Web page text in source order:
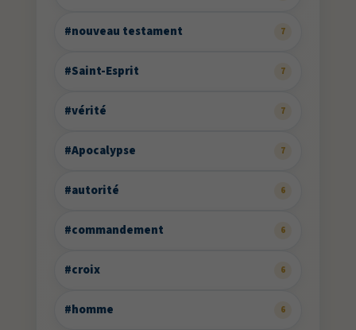
#nouveau testament 7
#Saint-Esprit 7
#vérité 7
#Apocalypse 7
#autorité 6
#commandement 6
#croix 6
#homme 6